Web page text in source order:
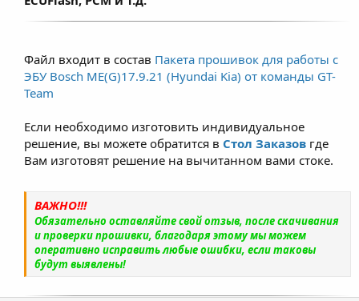
Файл входит в состав Пакета прошивок для работы с
ЭБУ Bosch ME(G)17.9.21 (Hyundai Kia) от команды GT-
Team
Если необходимо изготовить индивидуальное
решение, вы можете обратится в Стол Заказов где
Вам изготовят решение на вычитанном вами стоке.
ВАЖНО!!!
Обязательно оставляйте свой отзыв, после скачивания
и проверки прошивки, благодаря этому мы можем
оперативно исправить любые ошибки, если таковы
будут выявлены!